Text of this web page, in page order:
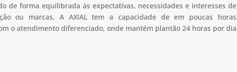
de forma equilibrada às expectativas, necessidades e interesses de
ou marcas, A AXIAL tem a capacidade de em poucas horas
o atendimento diferenciado, onde mantém plantão 24 horas por dia